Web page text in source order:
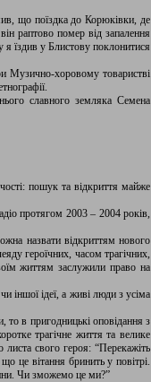
що поїздка до Корюківки, де
раптово помер від запалення
я їздив у Блистову поклонитися
Музично-хоровому товаристві
славного земляка Семена
пошук та відкриття майже
протягом 2003 – 2004 років,
назвати відкриттям нового
героїчних, часом трагічних,
життям заслужили право на
іншої ідеї, а живі люди з усіма
то в пригодницькі оповідання з
трагічне життя та велике
свого героя: “Перекажіть
це вітання бринить у повітрі.
Чи зможемо це ми?”